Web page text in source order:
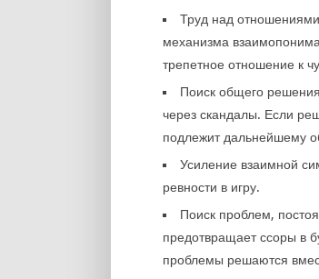
Труд над
механизма
трепетное отношение к
Поиск общего
через скандалы. Если
подлежит дальнейшему
Усиление взаимной
ревности в игру.
Поиск проблем,
предотвращает ссоры в
проблемы решаются